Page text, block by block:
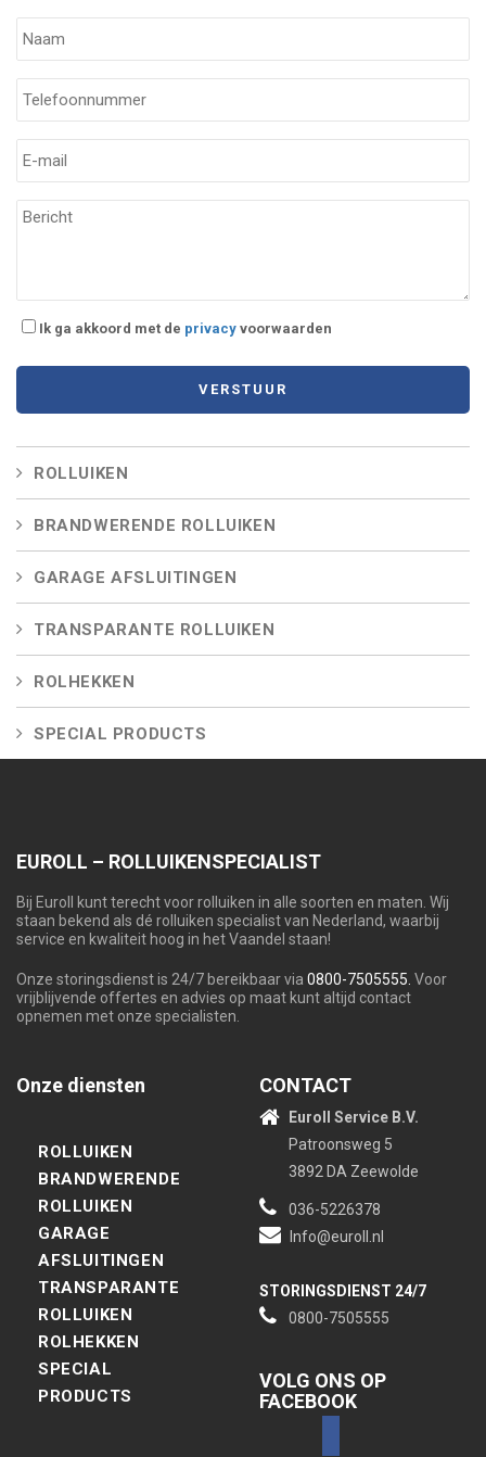
Ik ga akkoord met de privacy voorwaarden
ROLLUIKEN
BRANDWERENDE ROLLUIKEN
GARAGE AFSLUITINGEN
TRANSPARANTE ROLLUIKEN
ROLHEKKEN
SPECIAL PRODUCTS
EUROLL – ROLLUIKENSPECIALIST
Bij Euroll kunt terecht voor rolluiken in alle soorten en maten. Wij
staan bekend als dé rolluiken specialist van Nederland, waarbij
service en kwaliteit hoog in het Vaandel staan!
Onze storingsdienst is 24/7 bereikbaar via 0800-7505555. Voor
vrijblijvende offertes en advies op maat kunt altijd contact
opnemen met onze specialisten.
Onze diensten
ROLLUIKEN
BRANDWERENDE
ROLLUIKEN
GARAGE
AFSLUITINGEN
TRANSPARANTE
ROLLUIKEN
ROLHEKKEN
SPECIAL
PRODUCTS
CONTACT
Euroll Service B.V.
Patroonsweg 5
3892 DA Zeewolde
036-5226378
Info@euroll.nl
STORINGSDIENST 24/7
0800-7505555
VOLG ONS OP
FACEBOOK